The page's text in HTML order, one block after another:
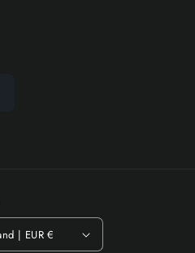
Deutschland | EUR €